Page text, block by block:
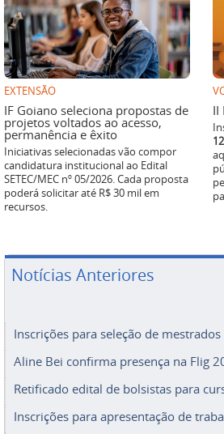
EXTENSÃO
IF Goiano seleciona propostas de
projetos voltados ao acesso,
permanência e êxito
Iniciativas selecionadas vão compor
candidatura institucional ao Edital
SETEC/MEC nº 05/2026. Cada proposta
poderá solicitar até R$ 30 mil em
recursos.
II
Notícias Anteriores
Inscrições para seleção de
Aline Bei confirma presença na Flig
Retificado edital de bolsistas para
Inscrições para apresentação de